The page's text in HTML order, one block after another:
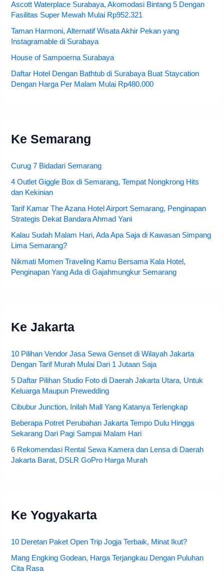
Ascott Waterplace Surabaya, Akomodasi Bintang 5 Dengan
Fasilitas Super Mewah Mulai Rp952.321
Taman Harmoni, Alternatif Wisata Akhir Pekan yang
Instagramable di Surabaya
House of Sampoerna Surabaya
Daftar Hotel Dengan Bathtub di Surabaya Buat Staycation
Dengan Harga Per Malam Mulai Rp480.000
Ke Semarang
Curug 7 Bidadari Semarang
4 Outlet Giggle Box di Semarang, Tempat Nongkrong Hits
dan Kekinian
Tarif Kamar The Azana Hotel Airport Semarang, Penginapan
Strategis Dekat Bandara Ahmad Yani
Kalau Sudah Malam Hari, Ada Apa Saja di Kawasan Simpang
Lima Semarang?
Nikmati Momen Traveling Kamu Bersama Kala Hotel,
Penginapan Yang Ada di Gajahmungkur Semarang
Ke Jakarta
10 Pilihan Vendor Jasa Sewa Genset di Wilayah Jakarta
Dengan Tarif Murah Mulai Dari 1 Jutaan Saja
5 Daftar Pilihan Studio Foto di Daerah Jakarta Utara, Untuk
Keluarga Maupun Prewedding
Cibubur Junction, Inilah Mall Yang Katanya Terlengkap
Beberapa Potret Perubahan Jakarta Tempo Dulu Hingga
Sekarang Dari Pagi Sampai Malam Hari
6 Rekomendasi Rental Sewa Kamera dan Lensa di Daerah
Jakarta Barat, DSLR GoPro Harga Murah
Ke Yogyakarta
10 Deretan Paket Open Trip Jogja Terbaik, Minat Ikut?
Mang Engking Godean, Harga Terjangkau Dengan Puluhan
Cita Rasa